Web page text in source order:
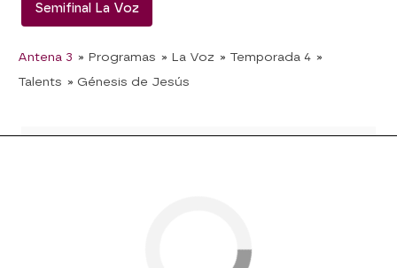
Semifinal La Voz
Antena 3 » Programas » La Voz » Temporada 4 »
Talents » Génesis de Jesús